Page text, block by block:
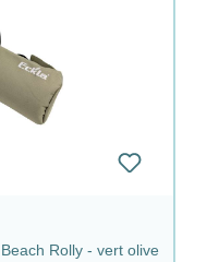
Rolly - vert olive